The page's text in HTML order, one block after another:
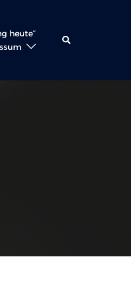
heute“
Suche